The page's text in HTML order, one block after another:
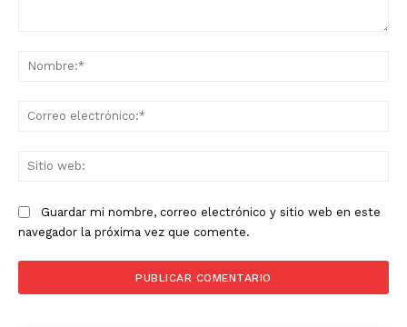
Guardar mi nombre, correo electrónico y sitio web en este
navegador la próxima vez que comente.